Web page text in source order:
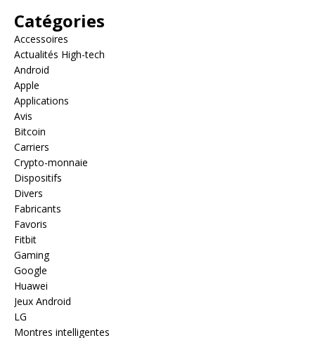
Catégories
Accessoires
Actualités High-tech
Android
Apple
Applications
Avis
Bitcoin
Carriers
Crypto-monnaie
Dispositifs
Divers
Fabricants
Favoris
Fitbit
Gaming
Google
Huawei
Jeux Android
LG
Montres intelligentes